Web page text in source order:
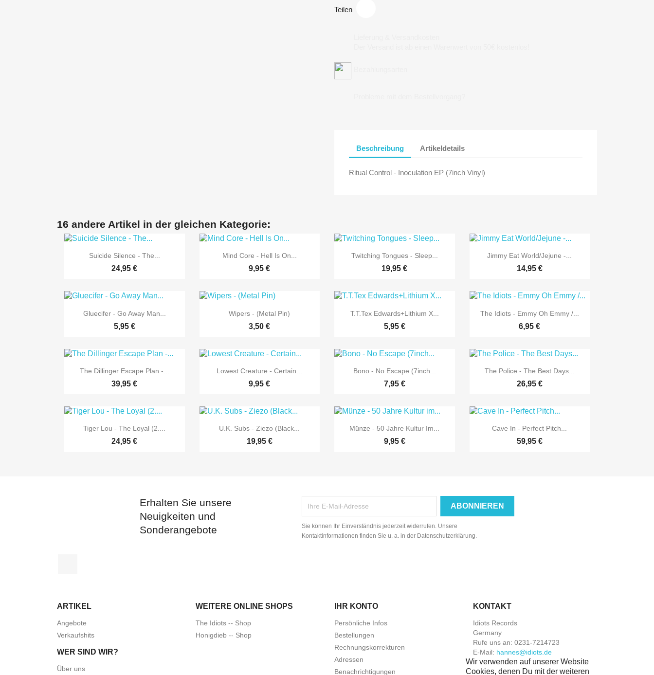
Teilen
Beschreibung Artikeldetails
Ritual Control - Inoculation EP (7inch Vinyl)
16 andere Artikel in der gleichen Kategorie:
 Vorschau
Suicide Silence - The...
24,95 €
 Vorschau
Mind Core - Hell Is On...
9,95 €
 Vorschau
Twitching Tongues - Sleep...
19,95 €
 Vorschau
Jimmy Eat World/Jejune -...
14,95 €
 Vorschau
Gluecifer - Go Away Man...
5,95 €
 Vorschau
Wipers - (Metal Pin)
3,50 €
 Vorschau
T.T.Tex Edwards+Lithium X...
5,95 €
 Vorschau
The Idiots - Emmy Oh Emmy /...
6,95 €
 Vorschau
The Dillinger Escape Plan -...
39,95 €
 Vorschau
Lowest Creature - Certain...
9,95 €
 Vorschau
Bono - No Escape (7inch...
7,95 €
 Vorschau
The Police - The Best Days...
26,95 €
 Vorschau
Tiger Lou - The Loyal (2....
24,95 €
 Vorschau
U.K. Subs - Ziezo (Black...
19,95 €
 Vorschau
Münze - 50 Jahre Kultur Im...
9,95 €
 Vorschau
Cave In - Perfect Pitch...
59,95 €
Erhalten Sie unsere
Neuigkeiten und
Sonderangebote
Sie können Ihr Einverständnis jederzeit widerrufen. Unsere
Kontaktinformationen finden Sie u. a. in der Datenschutzerklärung.
ARTIKEL
Angebote
Verkaufshits
WEITERE ONLINE SHOPS
The Idiots -- Shop
Honigdieb -- Shop
WER SIND WIR?
Über uns
IHR KONTO
Persönliche Infos
Bestellungen
Rechnungskorrekturen
Adressen
Benachrichtigungen
KONTAKT
Idiots Records
Germany
Rufe uns an: 0231-7214723
E-Mail: hannes@idiots.de
Wir verwenden auf unserer Website
Cookies, denen Du mit der weiteren